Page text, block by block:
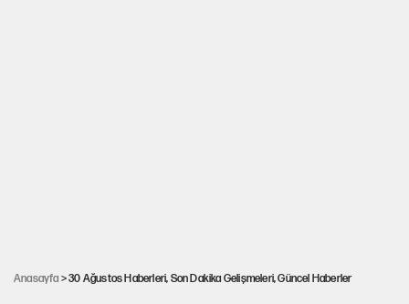
Anasayfa > 30 Ağustos Haberleri, Son Dakika Gelişmeleri, Güncel Haberler
Türkoğlu için göreve iade kararı